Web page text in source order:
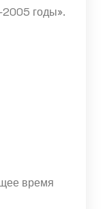
годы».
время